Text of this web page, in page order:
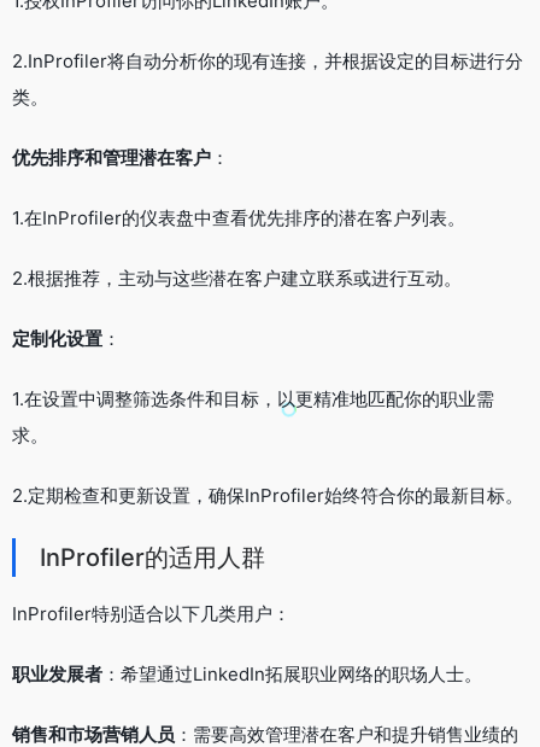
2.InProfiler将自动分析你的现有连接，并根据设定的目标进行分
类。
优先排序和管理潜在客户 ：
1.在InProfiler的仪表盘中查看优先排序的潜在客户列表。
2.根据推荐，主动与这些潜在客户建立联系或进行互动。
定制化设置 ：
1.在设置中调整筛选条件和目标，以更精准地匹配你的职业需
求。
2.定期检查和更新设置，确保InProfiler始终符合你的最新目标。
InProfiler的适用人群
InProfiler特别适合以下几类用户：
职业发展者 ：希望通过LinkedIn拓展职业网络的职场人士。
销售和市场营销人员 ：需要高效管理潜在客户和提升销售业绩的